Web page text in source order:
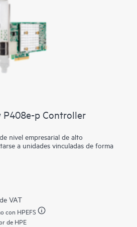
P408e-p Controller
nivel empresarial de alto
a unidades vinculadas de forma
y PCIe 3.0, ofrece rendimiento de
satisfacer las necesidades evolutivas
Este controlador tiene ocho
permite la conexión a unidades
de disco externa, es compatible
VAT
con HPEFS
de HPE